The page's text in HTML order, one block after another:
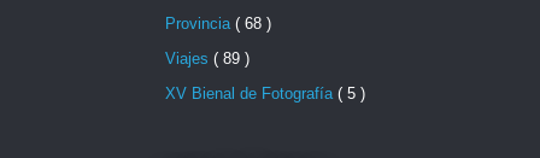
Provincia ( 68 )
Viajes ( 89 )
XV Bienal de Fotografía ( 5 )